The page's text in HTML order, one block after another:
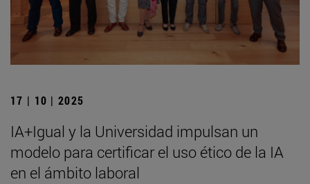
17 | 10 | 2025
IA+Igual y la Universidad impulsan un
modelo para certificar el uso ético de la IA
en el ámbito laboral